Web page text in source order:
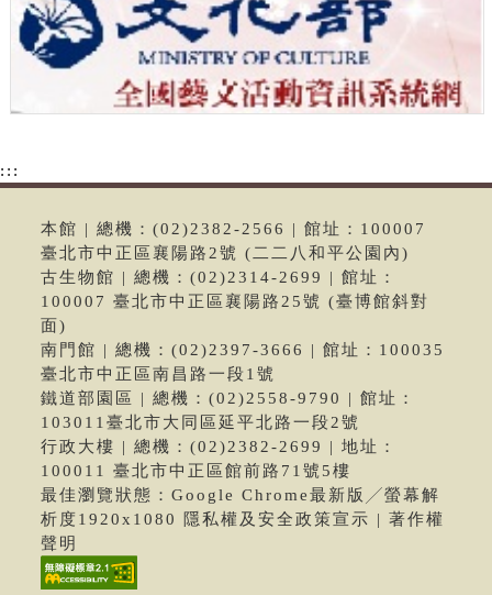
:::
本館 | 總機：(02)2382-2566 | 館址：100007
臺北市中正區襄陽路2號 (二二八和平公園內)
古生物館 | 總機：(02)2314-2699 | 館址：
100007 臺北市中正區襄陽路25號 (臺博館斜對
面)
南門館 | 總機：(02)2397-3666 | 館址：100035
臺北市中正區南昌路一段1號
鐵道部園區 | 總機：(02)2558-9790 | 館址：
103011臺北市大同區延平北路一段2號
行政大樓 | 總機：(02)2382-2699 | 地址：
100011 臺北市中正區館前路71號5樓
最佳瀏覽狀態：Google Chrome最新版╱螢幕解
析度1920x1080 隱私權及安全政策宣示 | 著作權
聲明